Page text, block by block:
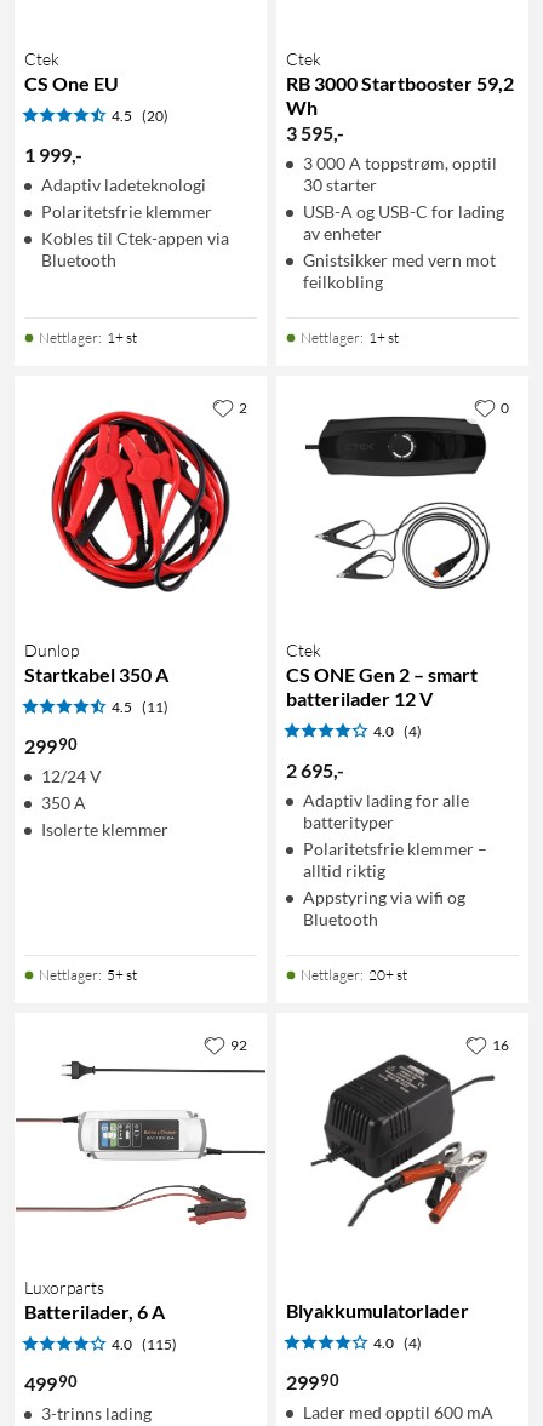
Ctek
CS One EU
4.5 (20)
1 999,-
Adaptiv ladeteknologi
Polaritetsfrie klemmer
Kobles til Ctek-appen via
Bluetooth
Nettlager: 1+ st
Ctek
RB 3000 Startbooster 59,2
Wh
3 595,-
3 000 A toppstrøm, opptil
30 starter
USB-A og USB-C for lading
av enheter
Gnistsikker med vern mot
feilkobling
Nettlager: 1+ st
Dunlop
Startkabel 350 A
4.5 (11)
29990
12/24 V
350 A
Isolerte klemmer
Nettlager: 5+ st
2
Ctek
CS ONE Gen 2 – smart
batterilader 12 V
4.0 (4)
2 695,-
Adaptiv lading for alle
batterityper
Polaritetsfrie klemmer –
alltid riktig
Appstyring via wifi og
Bluetooth
Nettlager: 20+ st
0
Luxorparts
Batterilader, 6 A
4.0 (115)
49990
3-trinns lading
92
Blyakkumulatorlader
4.0 (4)
29990
Lader med opptil 600 mA
16